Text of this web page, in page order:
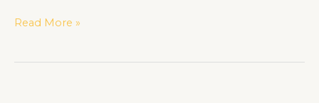
Read More »